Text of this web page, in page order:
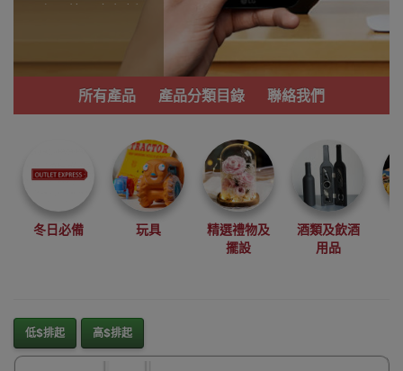
產品外，亦包括
功能齊備的產
品。
我們每月會固定
尋找最更新、最
潮、有特色而且
優惠的優質產
品，從用家的角
度為你帶來你的
最好選擇。
所有產品 產品分類目錄 聯絡我們
冬日必備 玩具
精選禮物及
擺設
酒類及飲酒
用品
低$排起 高$排起